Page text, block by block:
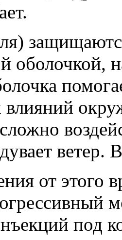
влияний
ветер.
от этого
под